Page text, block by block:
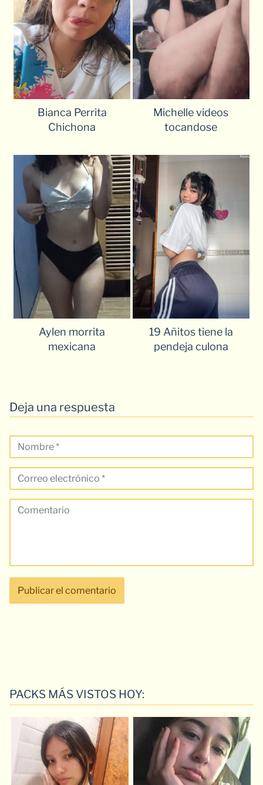
Bianca Perrita
Chichona
Michelle videos
tocandose
Aylen morrita
mexicana
19 Añitos tiene la
pendeja culona
Deja una respuesta
PACKS MÁS VISTOS HOY: